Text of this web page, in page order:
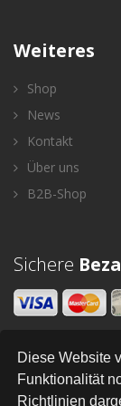
Diese Website
Funktionalität
Richtlinien
Weiteres
Shop
News
Kontakt
Über uns
B2B-Shop
Sichere
Newsletter